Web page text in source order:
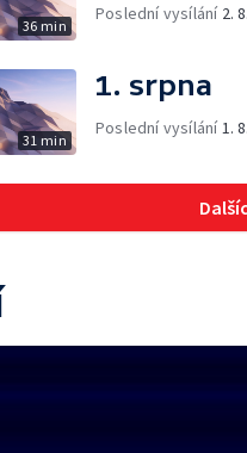
36 min
Poslední vysílání 2.
31 min
1. srpna
Poslední vysílání 1.